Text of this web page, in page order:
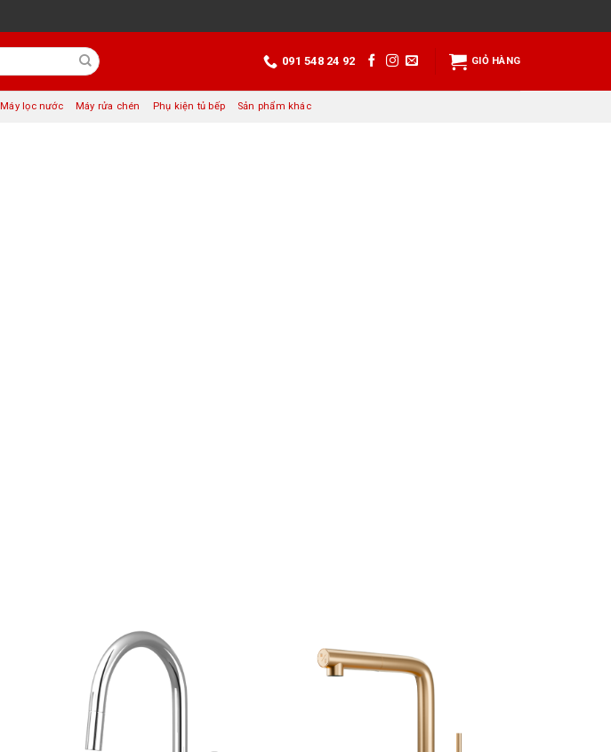
091 548 24 92 GIỎ HÀNG
Máy lọc nước Máy rửa chén Phụ kiện tủ bếp Sản phẩm khác